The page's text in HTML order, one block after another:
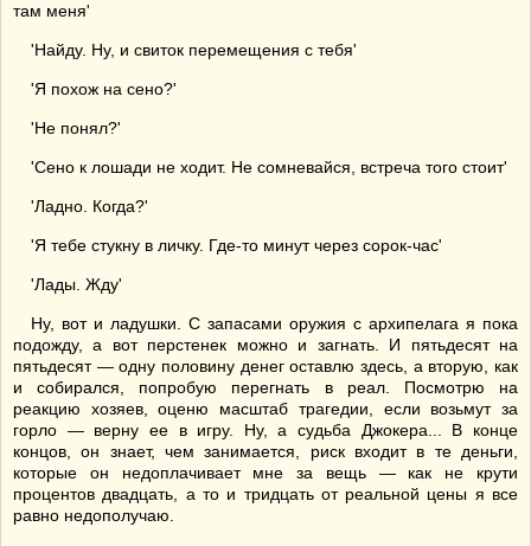
там меня'
'Найду. Ну, и свиток перемещения с тебя'
'Я похож на сено?'
'Не понял?'
'Сено к лошади не ходит. Не сомневайся, встреча того стоит'
'Ладно. Когда?'
'Я тебе стукну в личку. Где-то минут через сорок-час'
'Лады. Жду'
Ну, вот и ладушки. С запасами оружия с архипелага я пока
подожду, а вот перстенек можно и загнать. И пятьдесят на
пятьдесят — одну половину денег оставлю здесь, а вторую, как
и собирался, попробую перегнать в реал. Посмотрю на
реакцию хозяев, оценю масштаб трагедии, если возьмут за
горло — верну ее в игру. Ну, а судьба Джокера... В конце
концов, он знает, чем занимается, риск входит в те деньги,
которые он недоплачивает мне за вещь — как не крути
процентов двадцать, а то и тридцать от реальной цены я все
равно недополучаю.